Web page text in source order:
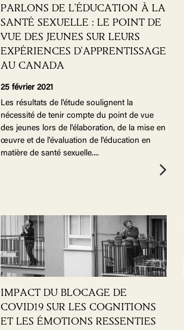
PARLONS DE L'ÉDUCATION À LA
SANTÉ SEXUELLE : LE POINT DE
VUE DES JEUNES SUR LEURS
EXPÉRIENCES D'APPRENTISSAGE
AU CANADA
25 février 2021
Les résultats de l'étude soulignent la
nécessité de tenir compte du point de vue
des jeunes lors de l'élaboration, de la mise en
œuvre et de l'évaluation de l'éducation en
matière de santé sexuelle....
IMPACT DU BLOCAGE DE
COVID19 SUR LES COGNITIONS
ET LES ÉMOTIONS RESSENTIES